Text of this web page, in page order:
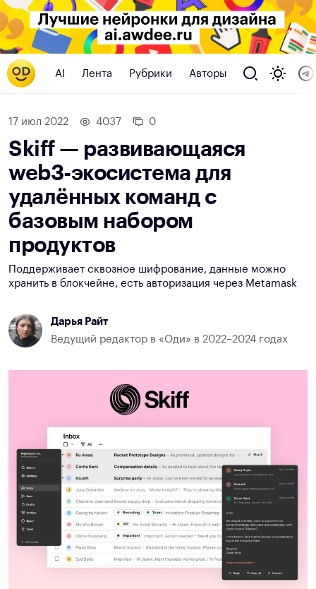
AI Лента Рубрики Авторы
17 июл 2022 4037 0
Skiff — развивающаяся
web3-экосистема для
удалённых команд с
базовым набором
продуктов
Поддерживает сквозное шифрование, данные можно
хранить в блокчейне, есть авторизация через Metamask
Дарья Райт
Ведущий редактор в «Оди» в 2022–2024 годах